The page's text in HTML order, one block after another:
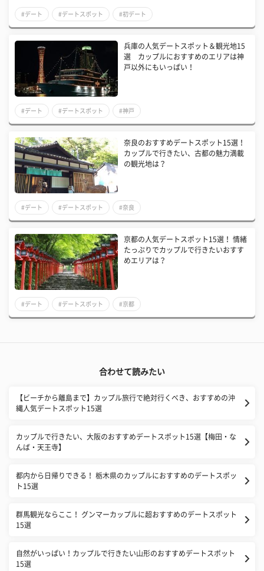
#デート #デートスポット #初デート
兵庫の人気デートスポット＆観光地15
選 カップルにおすすめのエリアは神
戸以外にもいっぱい！
#デート #デートスポット #神戸
奈良のおすすめデートスポット15選！
カップルで行きたい、古都の魅力満載
の観光地は？
#デート #デートスポット #奈良
京都の人気デートスポット15選！ 情緒
たっぷりでカップルで行きたいおすす
めエリアは？
#デート #デートスポット #京都
合わせて読みたい
【ビーチから離島まで】カップル旅行で絶対行くべき、おすすめの沖
縄人気デートスポット15選
カップルで行きたい、大阪のおすすめデートスポット15選【梅田・な
んば・天王寺】
都内から日帰りできる！ 栃木県のカップルにおすすめのデートスポッ
ト15選
群馬観光ならここ！ グンマーカップルに超おすすめのデートスポット
15選
自然がいっぱい！カップルで行きたい山形のおすすめデートスポット
15選